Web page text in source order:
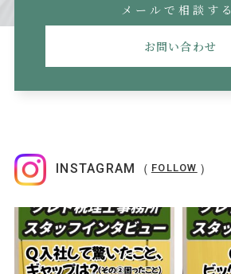
メールで相談する
お問い合わせ
INSTAGRAM（ FOLLOW ）